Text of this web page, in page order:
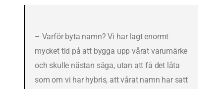
– Varför byta namn? Vi har lagt enormt
mycket tid på att bygga upp vårat varumärke
och skulle nästan säga, utan att få det låta
som om vi har hybris, att vårat namn har satt